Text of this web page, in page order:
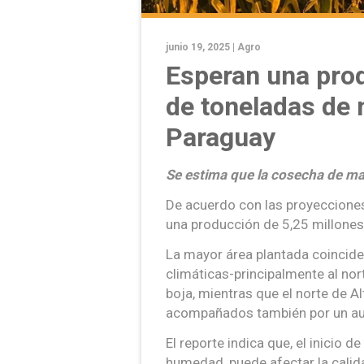
junio 19, 2025 | Agro
Esperan una
de toneladas de
Paraguay
Se estima que la cosecha de
De acuerdo con las
una producción de 5,25
La mayor área plantada
climáticas-principalmente al
boja, mientras que el norte de
acompañados también por un
El reporte indica que, el inicio